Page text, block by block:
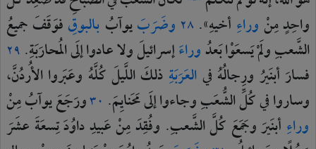
واحِدٍمِنْوراءِأخيهِ». ٢٨ وضَرَبَيوآبُبالبوقِفوَقَفَجميعُ
الشَّعبِولَمْيَسعَوْابَعدُوراءَإسرائيلَولاعادواإلَىالمُحارَبَةِ. ٢٩
فسارَأبنَيرُورِجالُهُفيالعَرَبَةِذلكَاللَّيلَكُلَّهُ وعَبَرواالأُردُنَّ،
وساروافيكُلِّالشُّعَبِوجاءواإلَىمَحَنايِمَ. ٣٠ورَجَعَيوآبُمِنْ
وراءِأبنَيرَوجَمَعَكُلَّالشَّعبِ. وفُقِدَمِنْعَبيدِداوُدَتِسعَةَعشَرَ